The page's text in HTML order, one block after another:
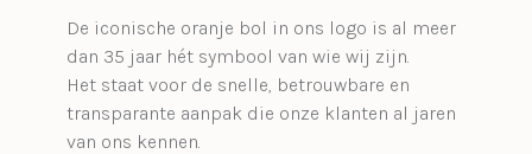
De iconische oranje bol in ons logo is al meer
dan 35 jaar hét symbool van wie wij zijn.
Het staat voor de snelle, betrouwbare en
transparante aanpak die onze klanten al jaren
van ons kennen.